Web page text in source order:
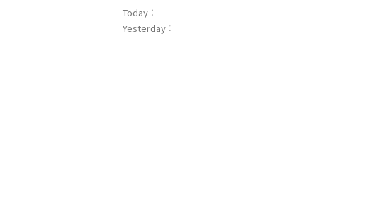
Today :
Yesterday :